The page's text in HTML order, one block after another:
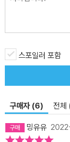
결코 순탄하지 않다.
에 들어선 남훈 씨는
라 하지만, 이내 스페
계를 만든다’는 스
첫 시간 목격한 단
고집불통의 성격답게
상치 못한 우여곡절을
스포일러 포함
구매자 (6) 전체
밍유유